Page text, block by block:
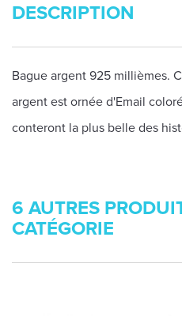
DESCRIPTION
Bague argent 925 millièmes.
argent est ornée d'Email
conteront la plus belle des
6 AUTRES
CATÉGORIE